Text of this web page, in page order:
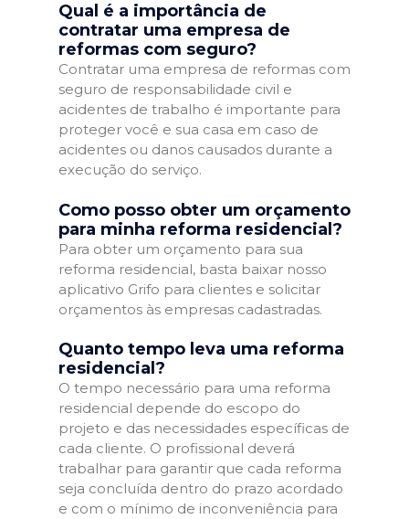
Qual é a importância de
contratar uma empresa de
reformas com seguro?
Contratar uma empresa de reformas com
seguro de responsabilidade civil e
acidentes de trabalho é importante para
proteger você e sua casa em caso de
acidentes ou danos causados durante a
execução do serviço.
Como posso obter um orçamento
para minha reforma residencial?
Para obter um orçamento para sua
reforma residencial, basta baixar nosso
aplicativo Grifo para clientes e solicitar
orçamentos às empresas cadastradas.
Quanto tempo leva uma reforma
residencial?
O tempo necessário para uma reforma
residencial depende do escopo do
projeto e das necessidades específicas de
cada cliente. O profissional deverá
trabalhar para garantir que cada reforma
seja concluída dentro do prazo acordado
e com o mínimo de inconveniência para